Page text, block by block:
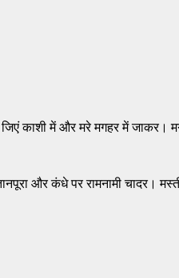
काशी में और मरे मगहर में जाकर।
और कंधे पर रामनामी चादर।